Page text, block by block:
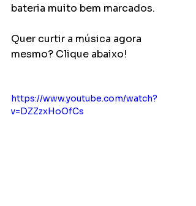
bateria muito bem marcados.
Quer curtir a música agora
mesmo? Clique abaixo!
https://www.youtube.com/watch?
v=DZZzxHoOfCs